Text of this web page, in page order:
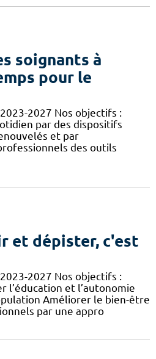
soignants à
pour le
2027 Nos objectifs :
par des dispositifs
et par
des outils
et dépister, c'est
2027 Nos objectifs :
l’éducation et l’autonomie
Améliorer le bien-être
par une appro